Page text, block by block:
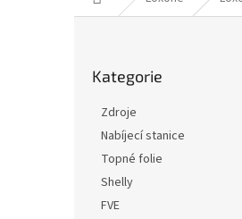
kategorie
Kategorie
Zdroje
Nabíjecí stanice
Topné folie
Shelly
FVE